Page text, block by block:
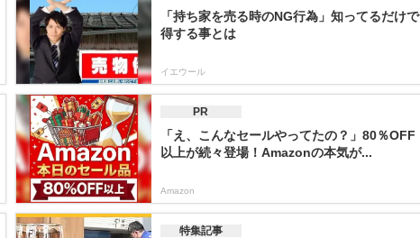
「持ち家を売る時のNG行為」知ってるだけで
得する事とは
イエウール
PR
「え、こんなセールやってたの？」80％OFF
以上が続々登場！Amazonの本気が...
Amazon
特集記事